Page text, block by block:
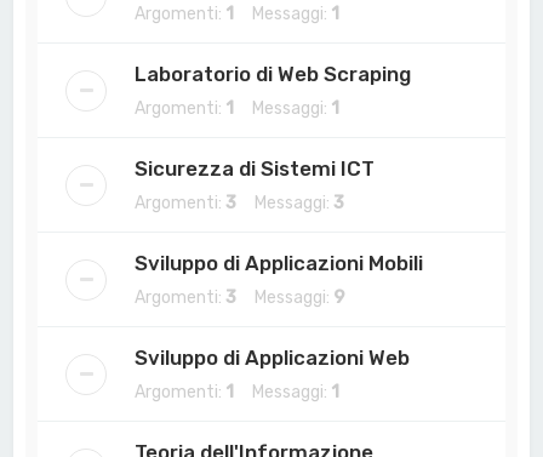
Argomenti: 1 Messaggi: 1
Laboratorio di Web Scraping
Argomenti: 1 Messaggi: 1
Sicurezza di Sistemi ICT
Argomenti: 3 Messaggi: 3
Sviluppo di Applicazioni Mobili
Argomenti: 3 Messaggi: 9
Sviluppo di Applicazioni Web
Argomenti: 1 Messaggi: 1
Teoria dell'Informazione